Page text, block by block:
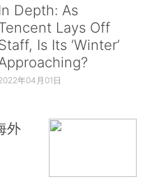
In Depth: As
Lays Off
Is Its ‘Winter’
年04月01日
外